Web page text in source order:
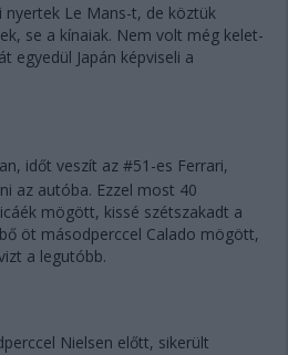
nyertek Le Mans-t, de köztük
se a kínaiak. Nem volt még kelet-
egyedül Japán képviseli a
időt veszít az #51-es Ferrari,
az autóba. Ezzel most 40
mögött, kissé szétszakadt a
öt másodperccel Calado mögött,
a legutóbb.
Nielsen előtt, sikerült